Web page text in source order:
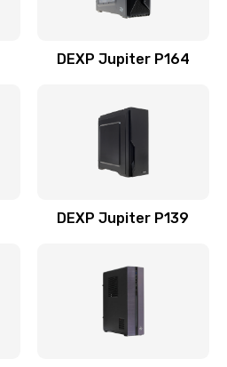
DEXP Jupiter P164
DEXP Jupiter P139